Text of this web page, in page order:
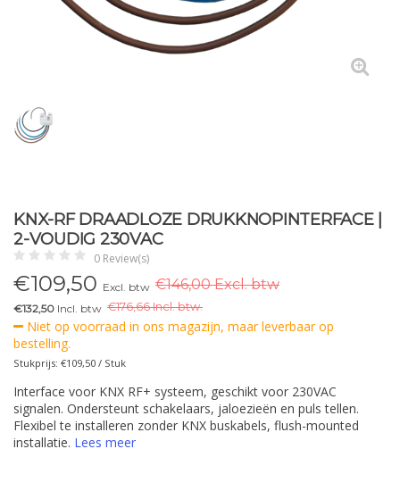
KNX-RF DRAADLOZE DRUKKNOPINTERFACE |
2-VOUDIG 230VAC
0 Review(s)
€109,50 Excl. btw €146,00 Excl. btw
€132,50 Incl. btw €176,66 Incl. btw.
Niet op voorraad in ons magazijn, maar leverbaar op
bestelling.
Stukprijs: €109,50 / Stuk
Interface voor KNX RF+ systeem, geschikt voor 230VAC
signalen. Ondersteunt schakelaars, jaloezieën en puls tellen.
Flexibel te installeren zonder KNX buskabels, flush-mounted
installatie. Lees meer